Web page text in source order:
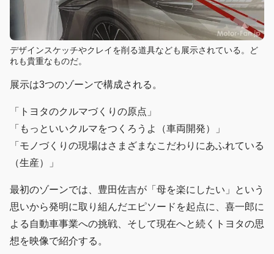
デザインスケッチやクレイを削る道具なども展示されている。ど
れも貴重なものだ。
展示は3つのゾーンで構成される。
「トヨタのクルマづくりの原点」
「もっといいクルマをつくろうよ（車両開発）」
「モノづくりの現場はさまざまなこだわりにあふれている
（生産）」
最初のゾーンでは、豊田佐吉が「母を楽にしたい」という
思いから発明に取り組んだエピソードを起点に、喜一郎に
よる自動車事業への挑戦、そして現在へと続くトヨタの思
想を映像で紹介する。